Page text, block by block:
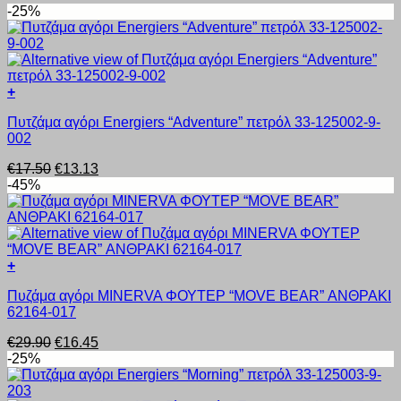
-25%
+
το
προϊόν
πολλαπλές
παραλλαγές.
Οι
επιλογές
μπορούν
να
επιλεγούν
σελίδα
του
Πυτζάμα αγόρι Energiers “Adventure” πετρόλ 33-125002-9-
002
€17.50 Original
was:
€17.50.
€13.13Η
τιμή
είναι:
€13.13.
-45%
+
το
προϊόν
πολλαπλές
παραλλαγές.
Οι
επιλογές
Πυζάμα αγόρι MINERVA ΦΟΥΤΕΡ “MOVE BEAR” ΑΝΘΡΑΚΙ
62164-017
€29.90 Original
was:
€16.45Η
τιμή
-25%